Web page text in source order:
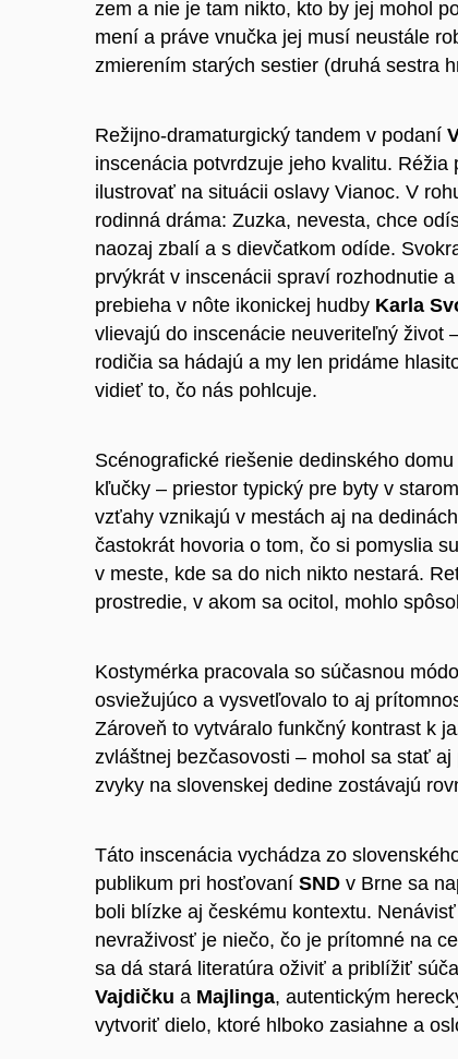
zem a nie je tam nikto, kto by jej mohol
mení a práve vnučka jej musí neustále
zmierením starých sestier (druhá sestra
Režijno-dramaturgický tandem v podaní
inscenácia potvrdzuje jeho kvalitu.
ilustrovať na situácii oslavy Vianoc. V
rodinná dráma: Zuzka, nevesta, chce
naozaj zbalí a s dievčatkom odíde.
prvýkrát v inscenácii spraví rozhodnutie
prebieha v nôte ikonickej hudby Karla
vlievajú do inscenácie neuveriteľný život
rodičia sa hádajú a my len pridáme
vidieť to, čo nás pohlcuje.
Scénografické riešenie dedinského
kľučky – priestor typický pre byty v
vzťahy vznikajú v mestách aj na
častokrát hovoria o tom, čo si pomyslia
v meste, kde sa do nich nikto nestará.
prostredie, v akom sa ocitol, mohlo
Kostymérka pracovala so súčasnou
osviežujúco a vysvetľovalo to aj
Zároveň to vytváralo funkčný kontrast k
zvláštnej bezčasovosti – mohol sa stať
zvyky na slovenskej dedine zostávajú
Táto inscenácia vychádza zo
publikum pri hosťovaní SND v Brne sa
boli blízke aj českému kontextu.
nevraživosť je niečo, čo je prítomné na
sa dá stará literatúra oživiť a priblížiť
Vajdičku a Majlinga, autentickým
vytvoriť dielo, ktoré hlboko zasiahne a